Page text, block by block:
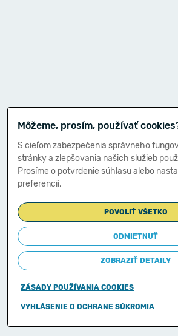
Môžeme, prosím, používať
S cieľom zabezpečenia správneho
stránky a zlepšovania našich služieb
Prosíme o potvrdenie súhlasu alebo
preferencií.
POVOLIŤ VŠETKO
ODMIETNUŤ
ZOBRAZIŤ DETAILY
ZÁSADY POUŽÍVANIA COOKIES
VYHLÁSENIE O OCHRANE SÚKROMIA
Copyright © 2011-2026